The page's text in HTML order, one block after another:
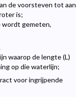
de voorsteven tot aan
is;
wordt gemeten,
waarop de lengte (L)
op die waterlijn;
voor ingrijpende